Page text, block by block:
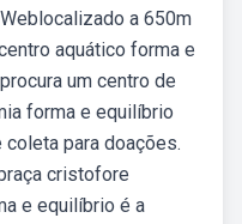
a 650m
aquático forma e
um centro de
forma e equilíbrio
para doações.
cristofore
e equilíbrio é a